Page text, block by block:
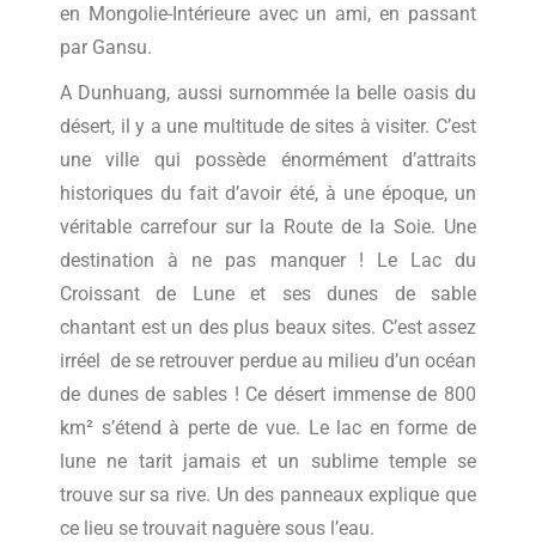
en Mongolie-Intérieure avec un ami, en passant
par Gansu.
A Dunhuang, aussi surnommée la belle oasis du
désert, il y a une multitude de sites à visiter. C’est
une ville qui possède énormément d’attraits
historiques du fait d’avoir été, à une époque, un
véritable carrefour sur la Route de la Soie. Une
destination à ne pas manquer ! Le Lac du
Croissant de Lune et ses dunes de sable
chantant est un des plus beaux sites. C’est assez
irréel de se retrouver perdue au milieu d’un océan
de dunes de sables ! Ce désert immense de 800
km² s’étend à perte de vue. Le lac en forme de
lune ne tarit jamais et un sublime temple se
trouve sur sa rive. Un des panneaux explique que
ce lieu se trouvait naguère sous l’eau.